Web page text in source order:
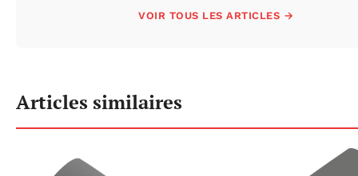
VOIR TOUS LES ARTICLES →
Articles similaires